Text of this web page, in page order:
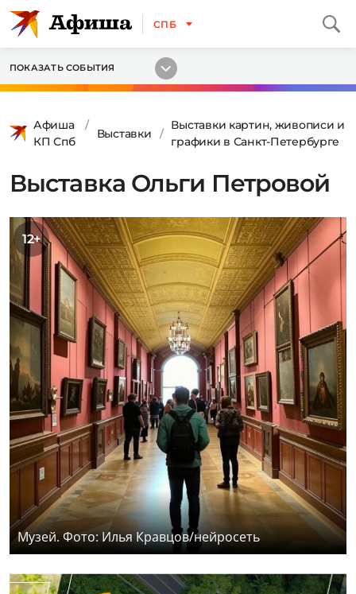
СПБ
ПОКАЗАТЬ СОБЫТИЯ
Афиша
КП Спб
Выставки
Выставки картин, живописи и
графики в Санкт-Петербурге
Выставка Ольги Петровой
12+
Музей. Фото: Илья Кравцов/нейросеть